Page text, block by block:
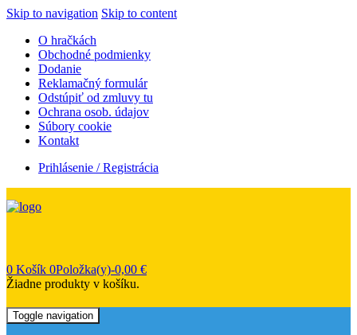
Skip to navigation Skip to content
O hračkách
Obchodné podmienky
Dodanie
Reklamačný formulár
Odstúpiť od zmluvy tu
Ochrana osob. údajov
Súbory cookie
Kontakt
Prihlásenie / Registrácia
0 Košík 0Položka(y)-0,00 €
Žiadne produkty v košíku.
Toggle navigation